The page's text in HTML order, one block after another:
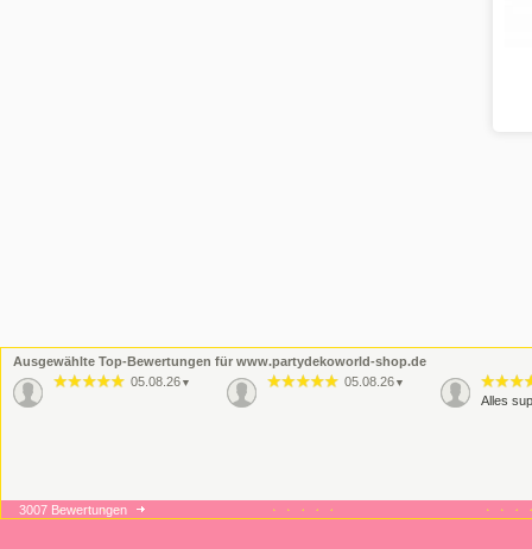
Ausgewählte Top-Bewertungen für www.partydekoworld-shop.de
05.08.26 ▼ 05.08.26 ▼
Alles
09.06.26▼ 08.06.26▼
3007 Bewertungen